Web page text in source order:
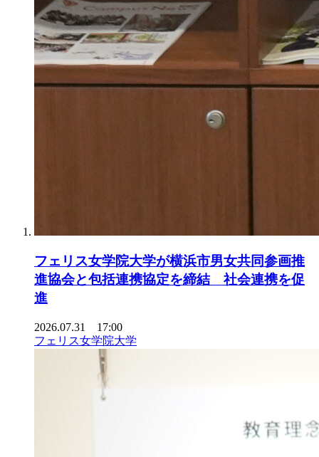
フェリス女学院大学が横浜市男女共同参画推
進協会と包括連携協定を締結 社会連携を促
進
2026.07.31 17:00
フェリス女学院大学